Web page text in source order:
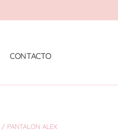
CONTACTO
/ PANTALON ALEX